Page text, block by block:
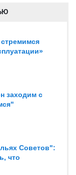
заходим с
Советов":
что